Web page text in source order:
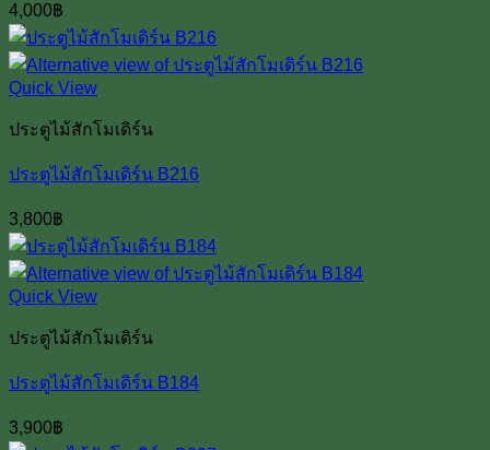
4,000฿
Quick View
ประตูไม้สักโมเดิร์น
ประตูไม้สักโมเดิร์น B216
3,800฿
Quick View
ประตูไม้สักโมเดิร์น
ประตูไม้สักโมเดิร์น B184
3,900฿